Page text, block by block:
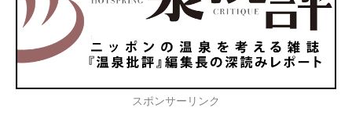
スポンサーリンク